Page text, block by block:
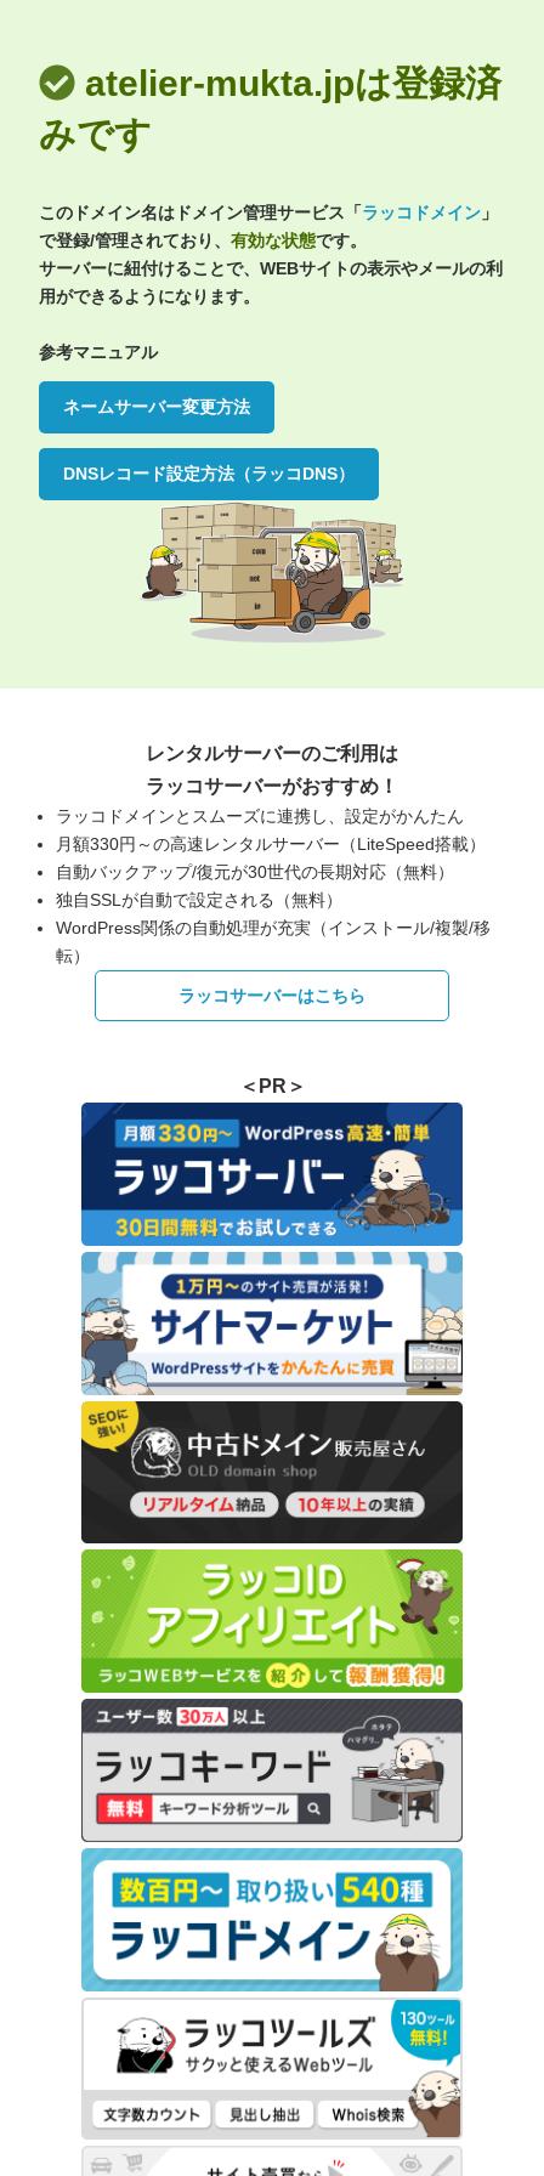
atelier-mukta.jpは登録済
みです
このドメイン名はドメイン管理サービス「ラッコドメイン 」
で登録/管理されており、 有効な状態です。
サーバーに紐付けることで、WEBサイトの表示やメールの利
用ができるようになります。
参考マニュアル
ネームサーバー変更方法
DNSレコード設定方法（ラッコDNS）
レンタルサーバーのご利用は
ラッコサーバーがおすすめ！
ラッコドメインとスムーズに連携し、設定がかんたん
月額330円～の高速レンタルサーバー（LiteSpeed搭載）
自動バックアップ/復元が30世代の長期対応（無料）
独自SSLが自動で設定される（無料）
WordPress関係の自動処理が充実（インストール/複製/移
転）
ラッコサーバーはこちら
＜PR＞